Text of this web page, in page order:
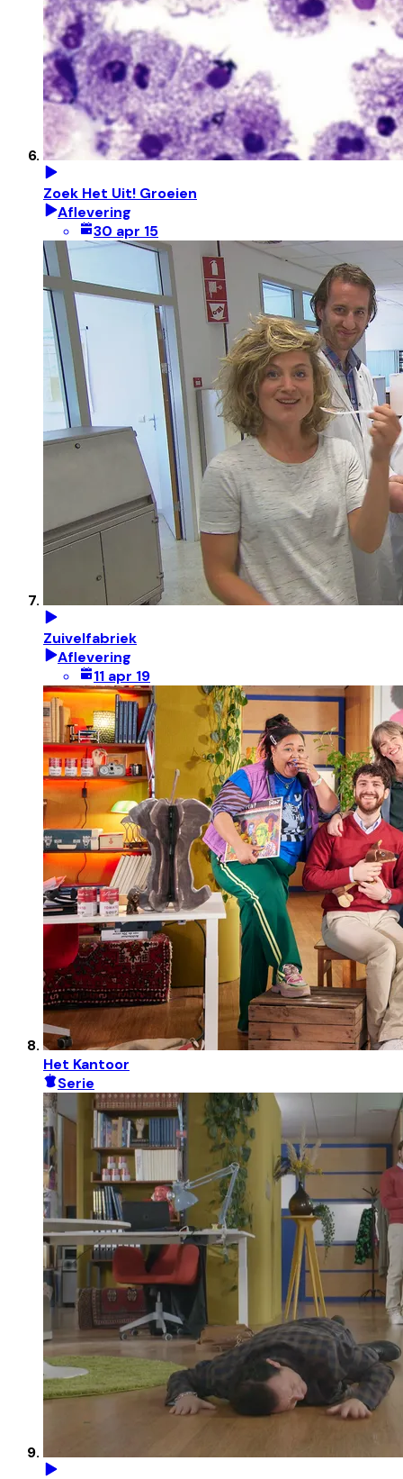
Zoek Het Uit! Groeien
Aflevering
30 apr 15
Zuivelfabriek
Aflevering
11 apr 19
Het Kantoor
Serie